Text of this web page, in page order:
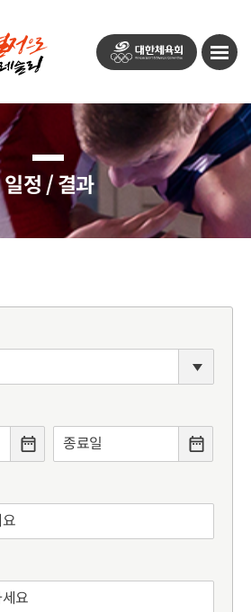
대
한
육
회
모
바
메
뉴
열
기
버
튼
일정 / 결과